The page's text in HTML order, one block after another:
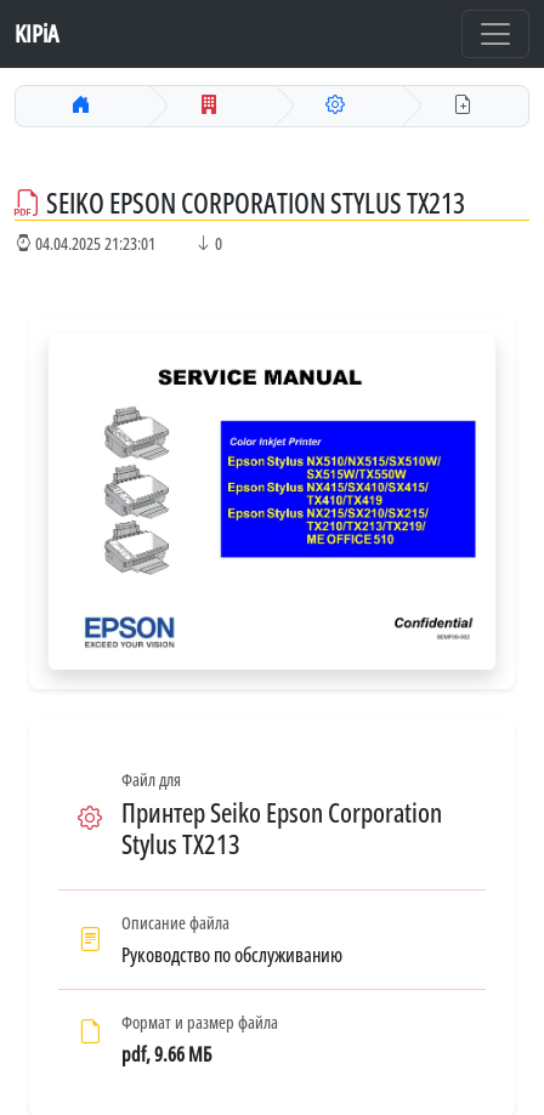
KIPiA
SEIKO EPSON CORPORATION STYLUS TX213
04.04.2025 21:23:01 0
Файл для
Принтер Seiko Epson Corporation
Stylus TX213
Описание файла
Руководство по обслуживанию
Формат и размер файла
pdf, 9.66 МБ